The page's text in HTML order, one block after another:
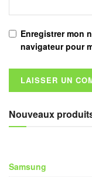
Enregistrer mon
navigateur pour
Nouveaux
Samsung